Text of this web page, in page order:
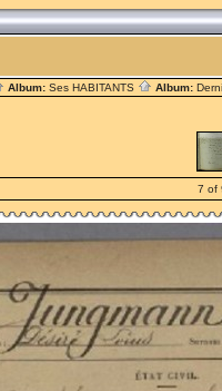
Album: Ses HABITANTS Album:
7 of